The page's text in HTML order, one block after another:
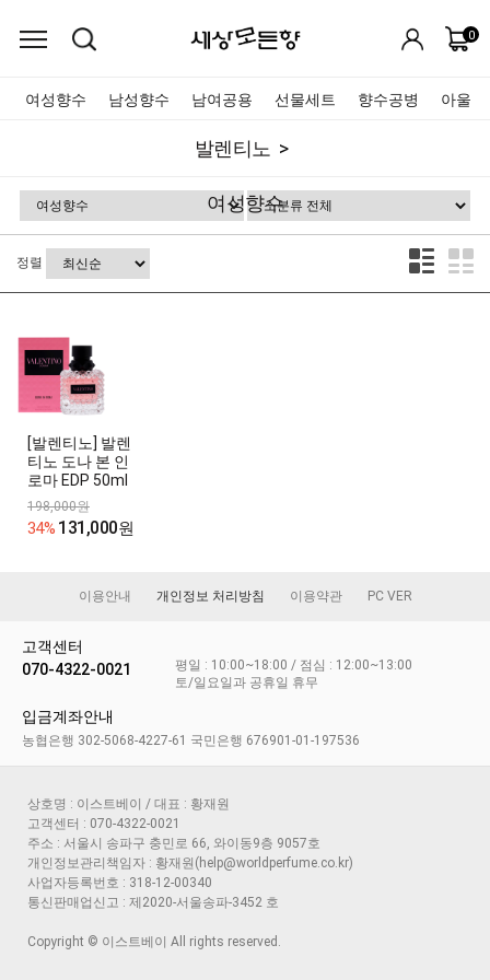
0
여성향수 남성향수 남여공용 선물세트 향수공병 아울렛
발렌티노
여성향수
정렬
[발렌티노] 발렌
티노 도나 본 인
로마 EDP 50ml
198,000원
34% 131,000원
이용안내 개인정보 처리방침 이용약관 PC VER
고객센터
070-4322-0021
평일 : 10:00~18:00 / 점심 : 12:00~13:00
토/일요일과 공휴일 휴무
입금계좌안내
농협은행 302-5068-4227-61 국민은행 676901-01-197536
상호명 : 이스트베이 / 대표 : 황재원
고객센터 : 070-4322-0021
주소 : 서울시 송파구 충민로 66, 와이동9층 9057호
개인정보관리책임자 : 황재원(help@worldperfume.co.kr)
사업자등록번호 : 318-12-00340
통신판매업신고 : 제2020-서울송파-3452 호
Copyright © 이스트베이 All rights reserved.